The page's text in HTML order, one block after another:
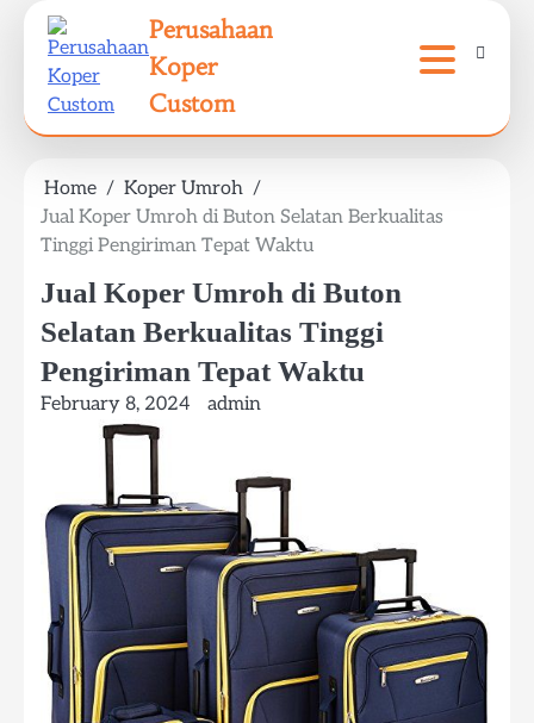
content
Perusahaan
Koper
Custom
Home
Koper Umroh
Jual Koper Umroh di Buton Selatan Berkualitas
Tinggi Pengiriman Tepat Waktu
Jual Koper Umroh di Buton
Selatan Berkualitas Tinggi
Pengiriman Tepat Waktu
February 8, 2024 admin